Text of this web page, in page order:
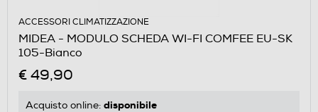
ACCESSORI CLIMATIZZAZIONE
MIDEA - MODULO SCHEDA WI-FI COMFEE EU-SK
105-Bianco
€ 49,90
Acquisto online: disponibile